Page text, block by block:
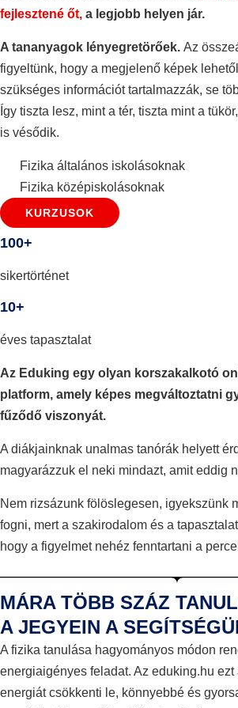
fejlesztené őt, a legjobb helyen jár.
A tananyagok lényegretörőek. Az
figyeltünk, hogy a megjelenő képek
szükséges információt tartalmazzák, se
Így tiszta lesz, mint a tér, tiszta mint a
is vésődik.
Fizika általános iskolásoknak
Fizika középiskolásoknak
KURZUSOK
100+
sikertörténet
10+
éves tapasztalat
Az Eduking egy olyan korszakalkotó
platform, amely képes megváltoztatni
fűződő viszonyát.
A diákjainknak unalmas tanórák helyett
magyarázzuk el neki mindazt, amit eddig
Nem rizsázunk fölöslegesen, igyekszünk
fogni, mert a szakirodalom és a
hogy a figyelmet nehéz fenntartani a
MÁRA TÖBB SZÁZ
A JEGYEIN A
A fizika tanulása hagyományos módon
energiaigényes feladat. Az eduking.hu ezt
energiát csökkenti le, könnyebbé és